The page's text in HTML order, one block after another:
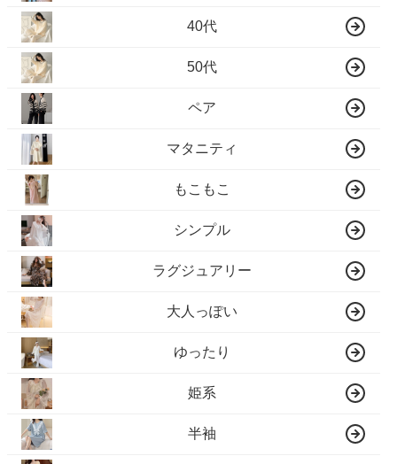
40代
50代
ペア
マタニティ
もこもこ
シンプル
ラグジュアリー
大人っぽい
ゆったり
姫系
半袖